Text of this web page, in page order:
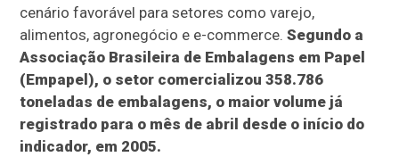
cenário favorável para setores como varejo,
alimentos, agronegócio e e-commerce.Segundo a
Associação Brasileira de Embalagens em Papel
(Empapel), o setor comercializou 358.786
toneladas de embalagens, o maior volume já
registrado para o mês de abril desde o início do
indicador, em 2005.